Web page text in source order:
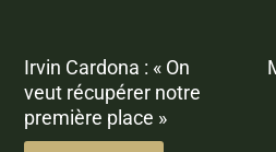
Irvin Cardona : « On
veut récupérer notre
première place »